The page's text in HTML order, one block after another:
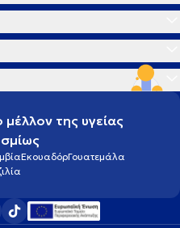
της υγείας
ΕκουαδόρΓουατεμάλα